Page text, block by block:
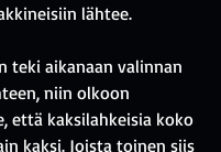
lähtee.
teki aikanaan valinnan
niin olkoon
että kaksilahkeisia koko
kaksi. Joista toinen siis